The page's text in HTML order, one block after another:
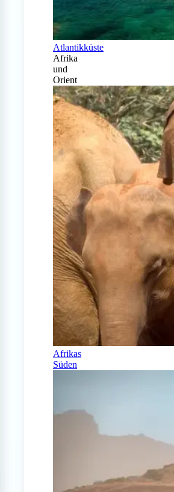
Atlantikküste
Afrika
und
Orient
Afrikas
Süden